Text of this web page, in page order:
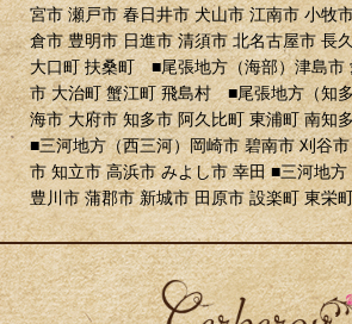
宮市 瀬戸市 春日井市 犬山市 江南市 小牧
倉市 豊明市 日進市 清須市 北名古屋市 長
大口町 扶桑町 ■尾張地方（海部）津島市
市 大治町 蟹江町 飛島村 ■尾張地方（知
海市 大府市 知多市 阿久比町 東浦町 南
■三河地方（西三河）岡崎市 碧南市 刈谷
市 知立市 高浜市 みよし市 幸田 ■三河地
豊川市 蒲郡市 新城市 田原市 設楽町 東栄